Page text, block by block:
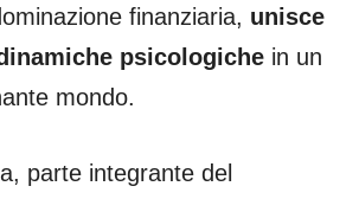
finanziaria, unisce
psicologiche in un
mondo.
parte integrante del